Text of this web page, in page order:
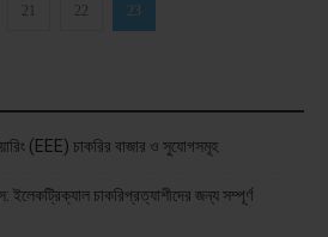
21 22 23
(EEE) চাকরির বাজার ও সুযোগসমূহ
ইলেকট্রিক্যাল চাকরিপ্রত্যাশীদের জন্য সম্পূর্ণ